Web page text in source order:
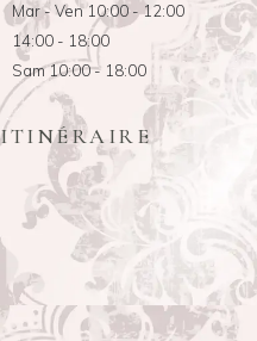
Mar - Ven 10:00 - 12:00
14:00 - 18:00
Sam 10:00 - 18:00
ITINÉRAIRE